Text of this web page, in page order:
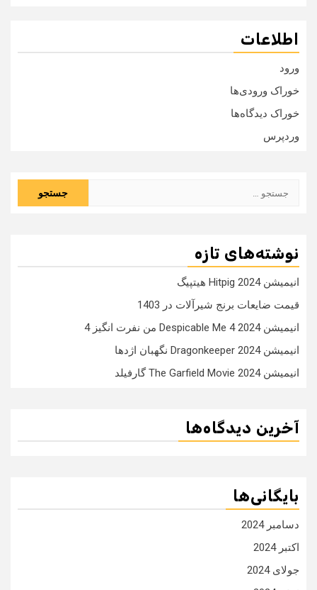
اطلاعات
ورود
خوراک ورودی‌ها
خوراک دیدگاه‌ها
وردپرس
نوشته‌های تازه
انیمیشن Hitpig 2024 هیتپیگ
قیمت ضایعات برنج شیرآلات در 1403
انیمیشن Despicable Me 4 2024 من نفرت انگیز 4
انیمیشن Dragonkeeper 2024 نگهبان اژدها
انیمیشن The Garfield Movie 2024 گارفیلد
آخرین دیدگاه‌ها
بایگانی‌ها
دسامبر 2024
اکتبر 2024
جولای 2024